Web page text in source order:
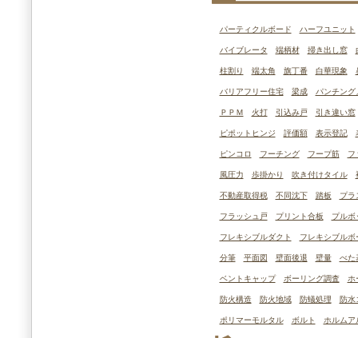
パーティクルボード ハーフユニット
バイブレータ 端柄材 掃き出し窓
柱割り 端太角 旗丁番 白華現象
バリアフリー住宅 梁成 パンチング
ＰＰＭ 火打 引込み戸 引き違い窓
ピポットヒンジ 評価額 表示登記
ピンコロ フーチング フープ筋 フ
風圧力 歩掛かり 吹き付けタイル
不動産取得税 不同沈下 踏板 プラ
フラッシュ戸 プリント合板 プルボ
フレキシブルダクト フレキシブルボ
分筆 平面図 壁面後退 壁量 べた
ベントキャップ ボーリング調査 ホ
防火構造 防火地域 防蟻処理 防水
ポリマーモルタル ボルト ホルムア